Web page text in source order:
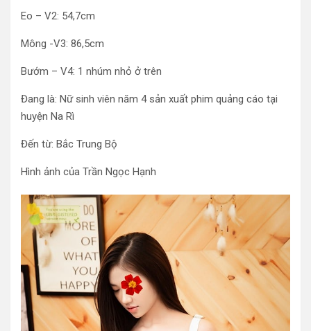
Eo – V2: 54,7cm
Mông -V3: 86,5cm
Bướm – V4: 1 nhúm nhỏ ở trên
Đang là: Nữ sinh viên năm 4 sản xuất phim quảng cáo tại
huyện Na Rì
Đến từ: Bắc Trung Bộ
Hình ảnh của Trần Ngọc Hạnh